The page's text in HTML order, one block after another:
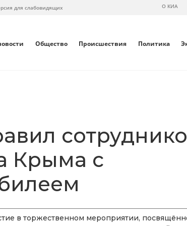
для слабовидящих О КИА
Общество Происшествия Политика
Крыма с
в торжественном мероприятии,